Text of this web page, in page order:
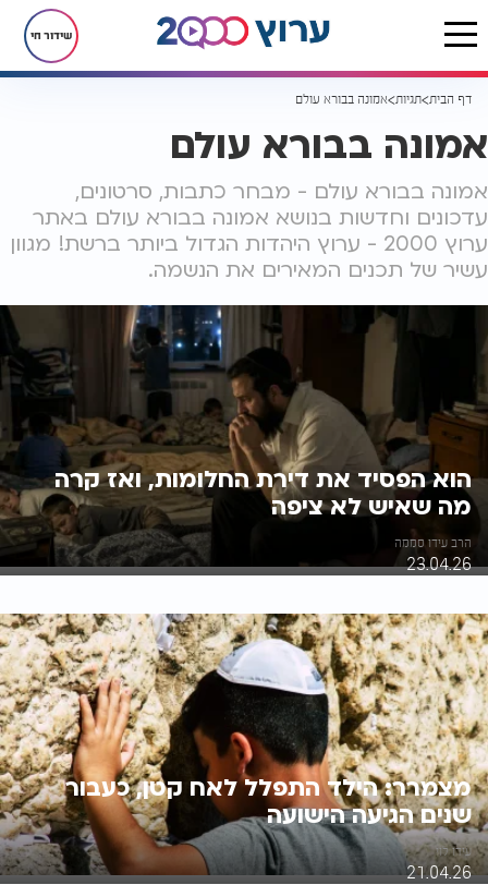
שידור חי
דף הבית תגיות אמונה בבורא עולם
אמונה בבורא עולם
אמונה בבורא עולם - מבחר כתבות, סרטונים,
עדכונים וחדשות בנושא אמונה בבורא עולם באתר
ערוץ 2000 - ערוץ היהדות הגדול ביותר ברשת! מגוון
עשיר של תכנים המאירים את הנשמה.
הוא הפסיד את דירת החלומות, ואז קרה
מה שאיש לא ציפה
הרב עידו סממה
23.04.26
מצמרר: הילד התפלל לאח קטן, כעבור
שנים הגיעה הישועה
עידו לוי
21.04.26